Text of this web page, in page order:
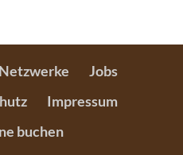
Netzwerke
Jobs
Impressum
buchen